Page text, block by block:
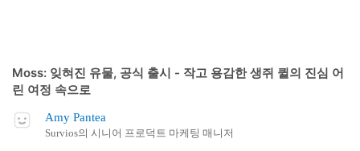
Moss: 잊혀진 유물, 공식 출시 - 작고 용감한 생쥐 퀼의 진심 어
린 여정 속으로
Amy Pantea
Survios의 시니어 프로덕트 마케팅 매니저